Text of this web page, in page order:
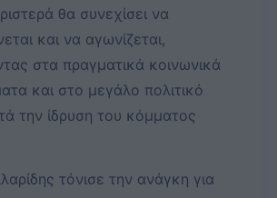
θα συνεχίσει να
και να αγωνίζεται,
στα πραγματικά κοινωνικά
και στο μεγάλο πολιτικό
την ίδρυση του κόμματος
τόνισε την ανάγκη για